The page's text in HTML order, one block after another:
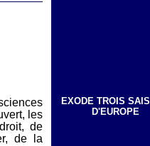
les
de
de la
EXODE TROIS
D'EUROPE